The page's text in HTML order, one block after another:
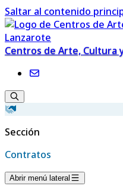
Saltar al contenido
Centros de Arte, Cultura
Sección
Contratos
Abrir menú lateral